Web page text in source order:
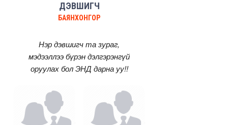
ДЭВШИГЧ
БАЯНХОНГОР
Нэр дэвшигч та зураг,
мэдээллээ бүрэн дэлгэрэнгүй
оруулах болЭНД дарна уу!!